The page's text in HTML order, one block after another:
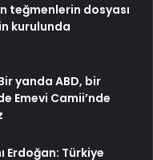
teğmenlerin dosyası
kurulunda
yanda ABD, bir
Emevi Camii’nde
Erdoğan: Türkiye